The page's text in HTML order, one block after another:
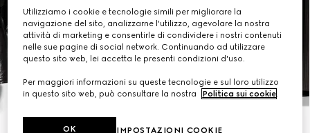
Utilizziamo i cookie e tecnologie simili per migliorare la
navigazione del sito, analizzarne l'utilizzo, agevolare la nostra
attività di marketing e consentirle di condividere i nostri contenuti
nelle sue pagine di social network. Continuando ad utilizzare
questo sito web, lei accetta le presenti condizioni d'uso.
Per maggiori informazioni su queste tecnologie e sul loro utilizzo
in questo sito web, può consultare la nostra
Politica sui cookie.
IMPOSTAZIONI COOKIE
OK